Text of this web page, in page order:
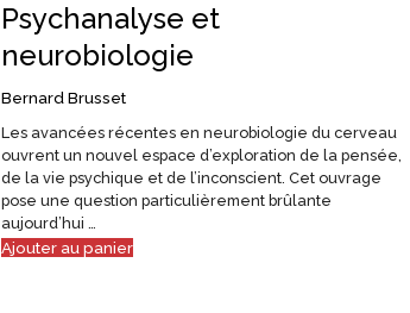
Psychanalyse et
neurobiologie
Bernard Brusset
Les avancées récentes en neurobiologie du cerveau
ouvrent un nouvel espace d’exploration de la pensée,
de la vie psychique et de l’inconscient. Cet ouvrage
pose une question particulièrement brûlante
aujourd’hui …
Ajouter au panier